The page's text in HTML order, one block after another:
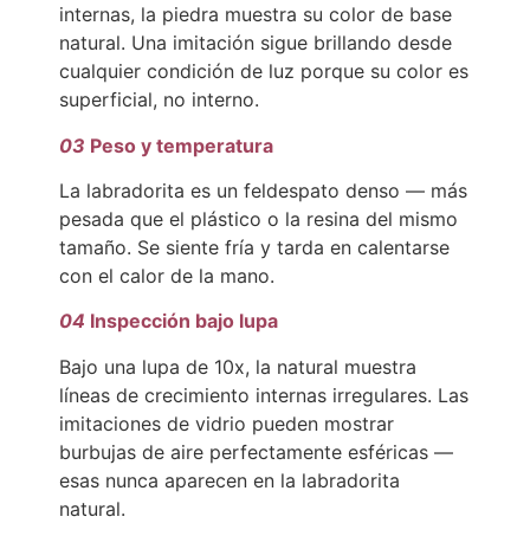
internas, la piedra muestra su color de base
natural. Una imitación sigue brillando desde
cualquier condición de luz porque su color es
superficial, no interno.
03 Peso y temperatura
La labradorita es un feldespato denso — más
pesada que el plástico o la resina del mismo
tamaño. Se siente fría y tarda en calentarse
con el calor de la mano.
04 Inspección bajo lupa
Bajo una lupa de 10x, la natural muestra
líneas de crecimiento internas irregulares. Las
imitaciones de vidrio pueden mostrar
burbujas de aire perfectamente esféricas —
esas nunca aparecen en la labradorita
natural.